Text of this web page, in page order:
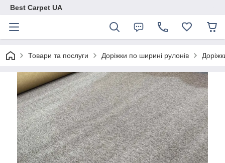
Best Carpet UA
Товари та послуги Доріжки по ширині рулонів